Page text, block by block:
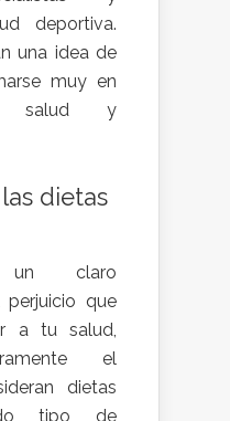
deportiva.
una idea de
muy en
salud y
dietas
un claro
que
a tu salud,
el
dietas
tipo de